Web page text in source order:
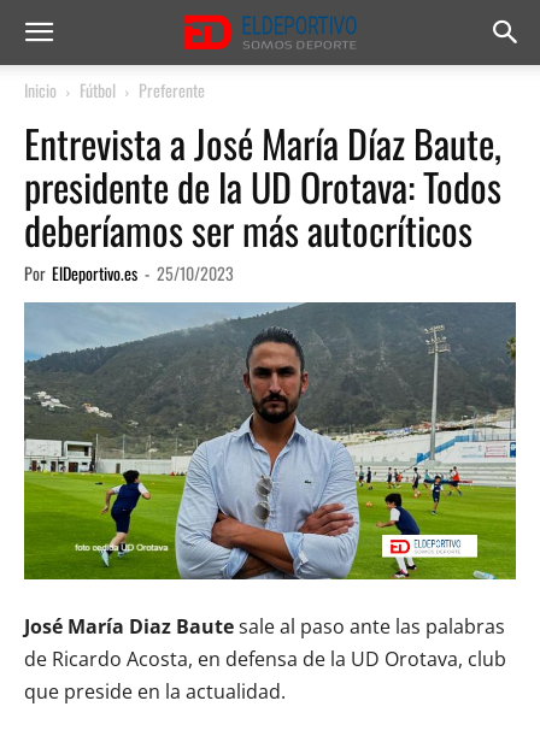
Inicio Fútbol Preferente
Entrevista a José María Díaz Baute,
presidente de la UD Orotava: Todos
deberíamos ser más autocríticos
Por ElDeportivo.es - 25/10/2023
José María Diaz Bautesale al paso ante las palabras
de Ricardo Acosta, en defensa de la UD Orotava, club
que preside en la actualidad.